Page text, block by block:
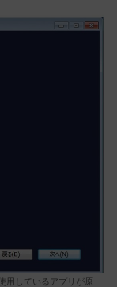
用しているアプリが原